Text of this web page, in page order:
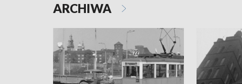
ARCHIWA